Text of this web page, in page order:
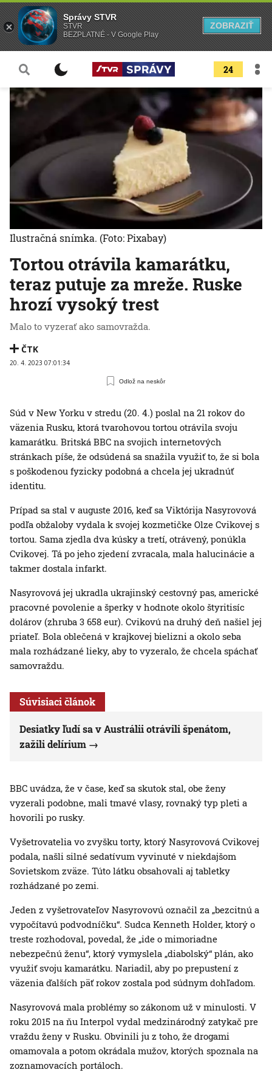
24
Tortou otrávila kamarátku,
teraz putuje za mreže. Ruske
hrozí vysoký trest
Malo to vyzerať ako samovražda.
ČTK
20. 4. 2023 07:01:34
Odlož na neskôr
Ilustračná snímka. (Foto: Pixabay)
Súd v New Yorku v stredu (20. 4.) poslal na 21 rokov do
väzenia Rusku, ktorá tvarohovou tortou otrávila svoju
kamarátku. Britská BBC na svojich internetových
stránkach píše, že odsúdená sa snažila využiť to, že si bola
s poškodenou fyzicky podobná a chcela jej ukradnúť
identitu.
Prípad sa stal v auguste 2016, keď sa Viktórija Nasyrovová
podľa obžaloby vydala k svojej kozmetičke Olze Cvikovej s
tortou. Sama zjedla dva kúsky a tretí, otrávený, ponúkla
Cvikovej. Tá po jeho zjedení zvracala, mala halucinácie a
takmer dostala infarkt.
Nasyrovová jej ukradla ukrajinský cestovný pas, americké
pracovné povolenie a šperky v hodnote okolo štyritisíc
dolárov (zhruba 3 658 eur). Cvikovú na druhý deň našiel jej
priateľ. Bola oblečená v krajkovej bielizni a okolo seba
mala rozhádzané lieky, aby to vyzeralo, že chcela spáchať
samovraždu.
Súvisiaci článok
Desiatky ľudí sa v Austrálii otrávili špenátom,
zažili delírium
BBC uvádza, že v čase, keď sa skutok stal, obe ženy
vyzerali podobne, mali tmavé vlasy, rovnaký typ pleti a
hovorili po rusky.
Vyšetrovatelia vo zvyšku torty, ktorý Nasyrovová Cvikovej
podala, našli silné sedatívum vyvinuté v niekdajšom
Sovietskom zväze. Túto látku obsahovali aj tabletky
rozhádzané po zemi.
Jeden z vyšetrovateľov Nasyrovovú označil za „bezcitnú a
vypočítavú podvodníčku“. Sudca Kenneth Holder, ktorý o
treste rozhodoval, povedal, že „ide o mimoriadne
nebezpečnú ženu“, ktorý vymyslela „diabolský“ plán, ako
využiť svoju kamarátku. Nariadil, aby po prepustení z
väzenia ďalších päť rokov zostala pod súdnym dohľadom.
Nasyrovová mala problémy so zákonom už v minulosti. V
roku 2015 na ňu Interpol vydal medzinárodný zatykač pre
vraždu ženy v Rusku. Obvinili ju z toho, že drogami
omamovala a potom okrádala mužov, ktorých spoznala na
zoznamovacích portáloch.
Správy STVR
STVR
BEZPLATNÉ - V Google Play
ZOBRAZIŤ